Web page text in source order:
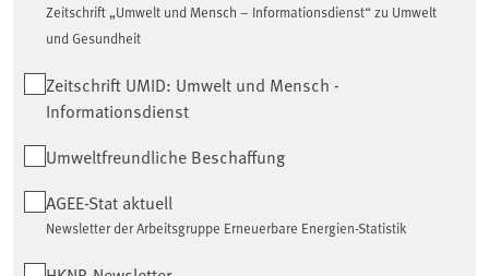
Zeitschrift „Umwelt und Mensch – Informationsdienst“ zu Umwelt
und Gesundheit
Zeitschrift UMID: Umwelt und Mensch -
Informationsdienst
Umweltfreundliche Beschaffung
AGEE-Stat aktuell
Newsletter der Arbeitsgruppe Erneuerbare Energien-Statistik